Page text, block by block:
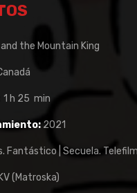
and the Mountain King
1 h 25 min
2021
Fantástico | Secuela. Telefilm
(Matroska)